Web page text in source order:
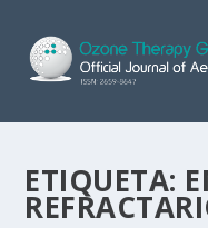
ETIQUETA: